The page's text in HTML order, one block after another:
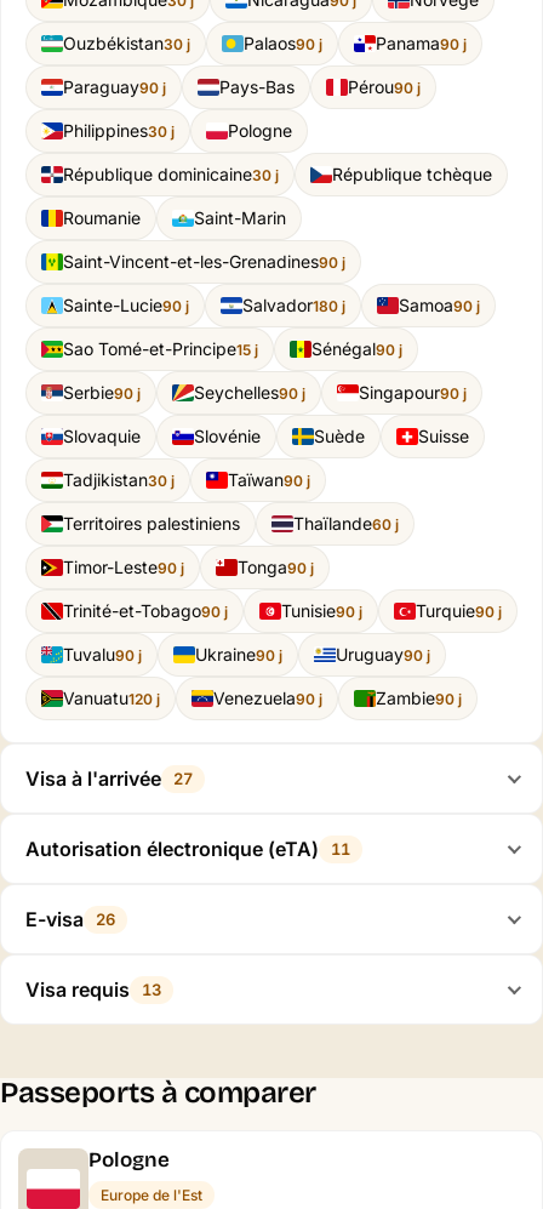
Ouzbékistan30 j Palaos90 j Panama90 j
Paraguay90 j Pays-Bas Pérou90 j
Philippines30 j Pologne
République dominicaine30 j République tchèque
Roumanie Saint-Marin
Saint-Vincent-et-les-Grenadines90 j
Sainte-Lucie90 j Salvador180 j Samoa90 j
Sao Tomé-et-Principe15 j Sénégal90 j
Serbie90 j Seychelles90 j Singapour90 j
Slovaquie Slovénie Suède Suisse
Tadjikistan30 j Taïwan90 j
Territoires palestiniens Thaïlande60 j
Timor-Leste90 j Tonga90 j
Trinité-et-Tobago90 j Tunisie90 j Turquie90 j
Tuvalu90 j Ukraine90 j Uruguay90 j
Vanuatu120 j Venezuela90 j Zambie90 j
Visa à l'arrivée 27
Autorisation électronique (eTA) 11
E-visa 26
Visa requis 13
Passeports à comparer
Pologne
Europe de l'Est